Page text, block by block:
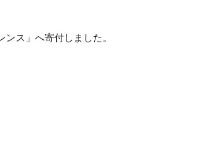
ンス」へ寄付しました。